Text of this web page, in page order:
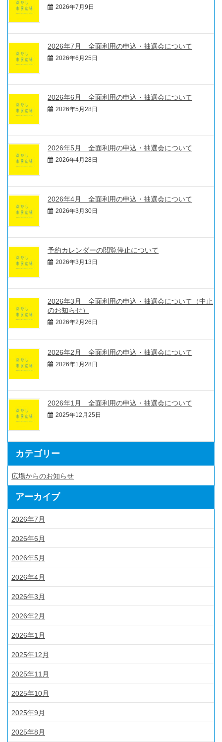
2026年7月9日
2026年7月 全面利用の申込・抽選会について
2026年6月25日
2026年6月 全面利用の申込・抽選会について
2026年5月28日
2026年5月 全面利用の申込・抽選会について
2026年4月28日
2026年4月 全面利用の申込・抽選会について
2026年3月30日
予約カレンダーの閲覧停止について
2026年3月13日
2026年3月 全面利用の申込・抽選会について（中止
のお知らせ）
2026年2月26日
2026年2月 全面利用の申込・抽選会について
2026年1月28日
2026年1月 全面利用の申込・抽選会について
2025年12月25日
カテゴリー
広場からのお知らせ
アーカイブ
2026年7月
2026年6月
2026年5月
2026年4月
2026年3月
2026年2月
2026年1月
2025年12月
2025年11月
2025年10月
2025年9月
2025年8月